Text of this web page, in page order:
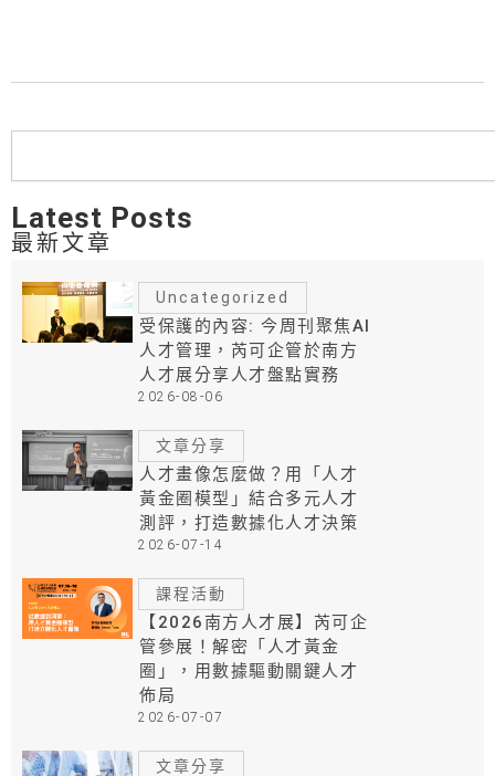
Latest Posts
最新文章
Uncategorized
受保護的內容: 今周刊聚焦AI
人才管理，芮可企管於南方
人才展分享人才盤點實務
2026-08-06
文章分享
人才畫像怎麼做？用「人才
黃金圈模型」結合多元人才
測評，打造數據化人才決策
2026-07-14
課程活動
【2026南方人才展】芮可企
管參展！解密「人才黃金
圈」，用數據驅動關鍵人才
佈局
2026-07-07
文章分享